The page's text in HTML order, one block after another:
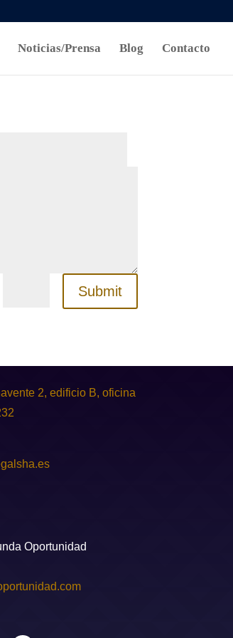
Noticias/Prensa Blog Contacto
Submit
2, edificio B, oficina
Oportunidad